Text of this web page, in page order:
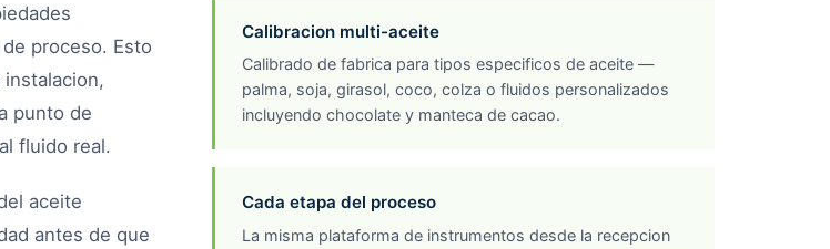
proceso. Esto
punto de
fluido real.
aceite
antes de que
Calibracion multi-aceite
Calibrado de fabrica para tipos especificos de aceite —
palma, soja, girasol, coco, colza o fluidos personalizados
incluyendo chocolate y manteca de cacao.
Cada etapa del proceso
La misma plataforma de instrumentos desde la recepcion